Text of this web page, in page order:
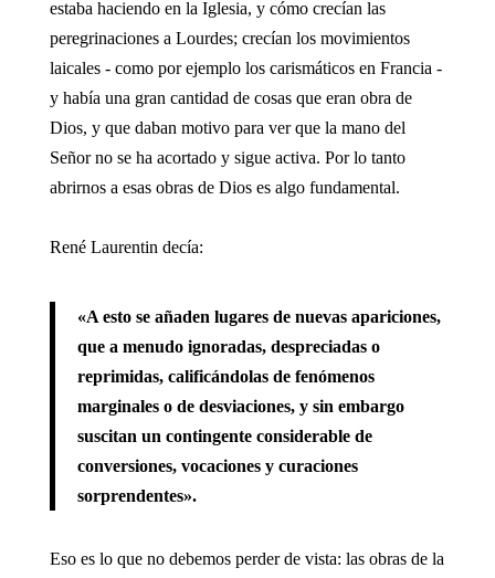
estaba haciendo en la Iglesia, y cómo crecían las
peregrinaciones a Lourdes; crecían los movimientos
laicales - como por ejemplo los carismáticos en Francia -
y había una gran cantidad de cosas que eran obra de
Dios, y que daban motivo para ver que la mano del
Señor no se ha acortado y sigue activa. Por lo tanto
abrirnos a esas obras de Dios es algo fundamental.
René Laurentin decía:
«A esto se añaden lugares de nuevas apariciones,
que a menudo ignoradas, despreciadas o
reprimidas, calificándolas de fenómenos
marginales o de desviaciones, y sin embargo
suscitan un contingente considerable de
conversiones, vocaciones y curaciones
sorprendentes».
Eso es lo que no debemos perder de vista: las obras de la